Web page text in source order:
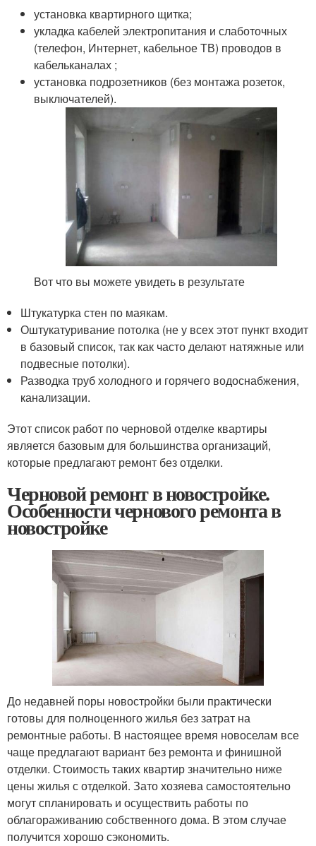
установка квартирного щитка;
укладка кабелей электропитания и слаботочных
(телефон, Интернет, кабельное ТВ) проводов в
кабельканалах ;
установка подрозетников (без монтажа розеток,
выключателей).
Вот что вы можете увидеть в результате
Штукатурка стен по маякам.
Оштукатуривание потолка (не у всех этот пункт входит
в базовый список, так как часто делают натяжные или
подвесные потолки).
Разводка труб холодного и горячего водоснабжения,
канализации.
Этот список работ по черновой отделке квартиры
является базовым для большинства организаций,
которые предлагают ремонт без отделки.
Черновой ремонт в новостройке.
Особенности чернового ремонта в
новостройке
До недавней поры новостройки были практически
готовы для полноценного жилья без затрат на
ремонтные работы. В настоящее время новоселам все
чаще предлагают вариант без ремонта и финишной
отделки. Стоимость таких квартир значительно ниже
цены жилья с отделкой. Зато хозяева самостоятельно
могут спланировать и осуществить работы по
облагораживанию собственного дома. В этом случае
получится хорошо сэкономить.